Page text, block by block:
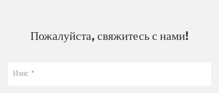
Пожалуйста, свяжитесь с нами!